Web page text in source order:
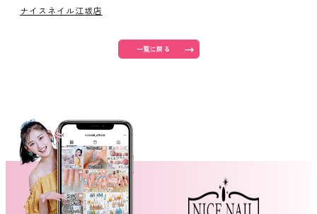
消費者志向自主宣言
採用情報
ネイルスクール
ナイスネイル江坂店
一覧に戻る